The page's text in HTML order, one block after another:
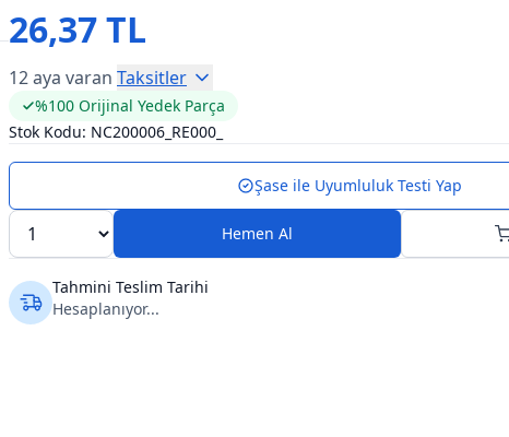
26,37 TL
12 aya varan Taksitler
%100 Orijinal Yedek Parça
Stok Kodu: NC200006_RE000_
Şase ile Uyumluluk Testi Yap
Hemen Al
Tahmini Teslim Tarihi
Hesaplanıyor...